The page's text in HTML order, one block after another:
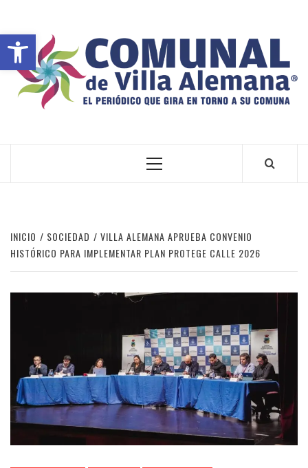
Abrir barra de herramientas
INICIO SOCIEDAD
VILLA ALEMANA APRUEBA CONVENIO
HISTÓRICO PARA IMPLEMENTAR PLAN PROTEGE CALLE 2026